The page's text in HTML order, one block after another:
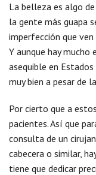
La belleza es algo
la gente más guapa
imperfección que
Y aunque hay mucho
asequible en
muy bien a pesar de
Por cierto que a
pacientes. Así que
consulta de un
cabecera o similar,
tiene que dedicar